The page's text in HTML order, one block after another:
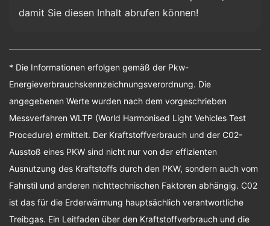
damit Sie diesen Inhalt abrufen können!
* Die Informationen erfolgen gemäß der Pkw-
Energieverbrauchskennzeichnungsverordnung. Die
angegebenen Werte wurden nach dem vorgeschrieben
Messverfahren WLTP (World Harmonised Light Vehicles Test
Procedure) ermittelt. Der Kraftstoffverbrauch und der C02-
Ausstoß eines PKW sind nicht nur von der effizienten
Ausnutzung des Kraftstoffs durch den PKW, sondern auch vom
Fahrstil und anderen nichttechnischen Faktoren abhängig. C02
ist das für die Erderwärmung hauptsächlich verantwortliche
Treibgas. Ein Leitfaden über den Kraftstoffverbrauch und die